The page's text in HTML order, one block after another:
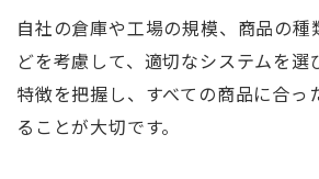
自社の倉庫や工場の規模、商品の種
どを考慮して、適切なシステムを選
特徴を把握し、すべての商品に合っ
ることが大切です。